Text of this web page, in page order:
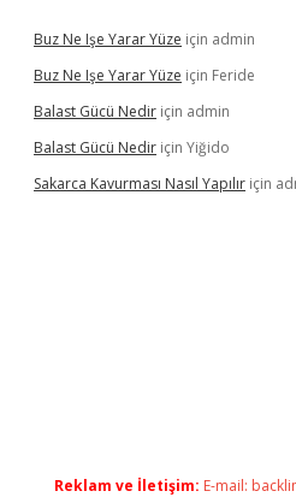
Buz Ne Işe Yarar Yüze için admin
Buz Ne Işe Yarar Yüze için Feride
Balast Gücü Nedir için admin
Balast Gücü Nedir için Yiğido
Sakarca Kavurması Nasıl Yapılır için
Reklam ve İletişim: E-mail: